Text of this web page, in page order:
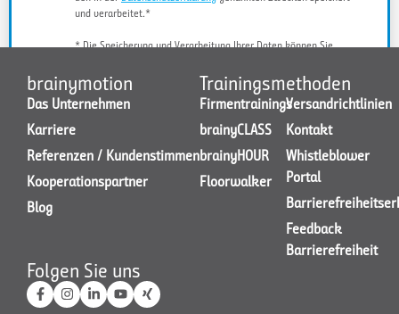
und verarbeitet.*
* Die Speicherung und Verarbeitung Ihrer Daten können Sie
JETZT KONTAKT AUFNEHMEN
brainymotion
Das Unternehmen
Karriere
Referenzen / Kundenstimmen
Kooperationspartner
Blog
Trainingsmethoden
Firmentrainings
brainyCLASS
brainyHOUR
Floorwalker
Versandrichtlinien
Kontakt
Whistleblower
Portal
Feedback
Barrierefreiheit
Folgen Sie uns